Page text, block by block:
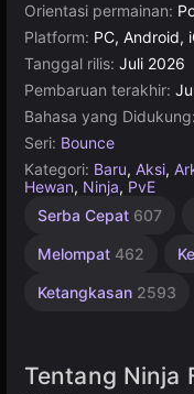
Orientasi permainan:
Platform: PC, Android,
Tanggal rilis: Juli 2026
Pembaruan terakhir:
Bahasa yang Didukung:
Seri: Bounce
Kategori: Baru, Aksi,
Hewan, Ninja, PvE
Serba Cepat 607
Melompat 462
Ketangkasan 2593
1
4143
Tentang Ninja